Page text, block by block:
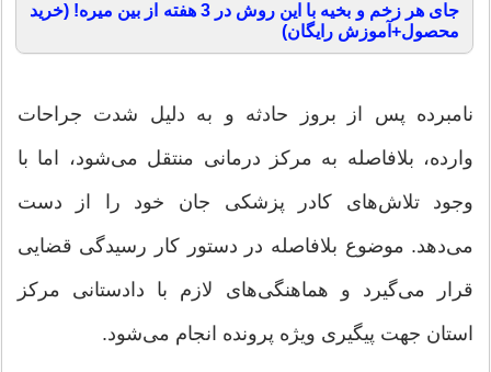
جای هر زخم و بخیه با این روش در 3 هفته از بین میره! (خرید
محصول+آموزش رایگان)
نامبرده پس از بروز حادثه و به دلیل شدت جراحات
وارده، بلافاصله به مرکز درمانی منتقل می‌شود، اما با
وجود تلاش‌های کادر پزشکی جان خود را از دست
می‌دهد. موضوع بلافاصله در دستور کار رسیدگی قضایی
قرار می‌گیرد و هماهنگی‌های لازم با دادستانی مرکز
استان جهت پیگیری ویژه پرونده انجام می‌شود.